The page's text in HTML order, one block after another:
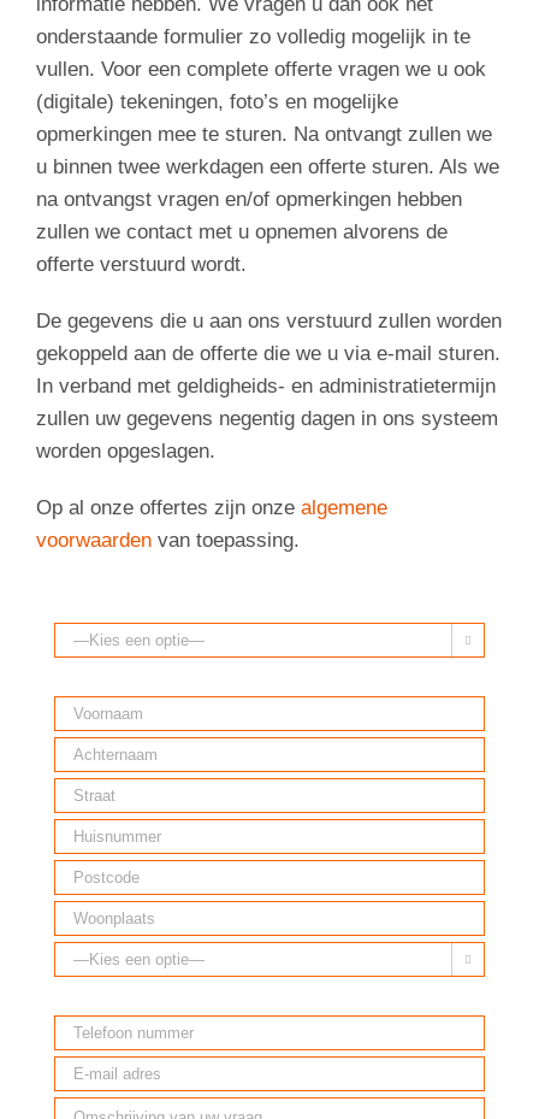
onderstaande formulier zo volledig mogelijk in te
vullen. Voor een complete offerte vragen we u ook
(digitale) tekeningen, foto’s en mogelijke
opmerkingen mee te sturen. Na ontvangt zullen we
u binnen twee werkdagen een offerte sturen. Als we
na ontvangst vragen en/of opmerkingen hebben
zullen we contact met u opnemen alvorens de
offerte verstuurd wordt.
De gegevens die u aan ons verstuurd zullen worden
gekoppeld aan de offerte die we u via e-mail sturen.
In verband met geldigheids- en administratietermijn
zullen uw gegevens negentig dagen in ons systeem
worden opgeslagen.
Op al onze offertes zijn onze algemene
voorwaarden van toepassing.

